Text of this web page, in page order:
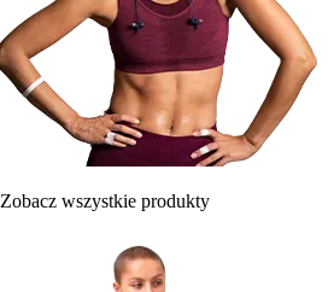
Zobacz wszystkie produkty